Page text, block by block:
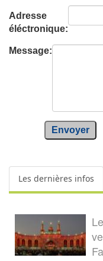
Adresse
éléctronique:
Message:
Envoyer
Les dernières infos